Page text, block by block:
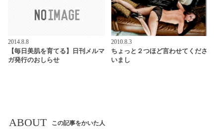
2014.8.8
【毎日美肌を育てる】日刊メルマ
ガ発行のおしらせ
2010.8.3
ちょっと２つほど言わせてくださ
いまし
ABOUT この記事をかいた人